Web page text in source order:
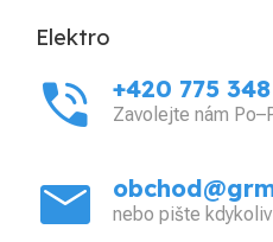
Elektro
phone_in_talk +420 775
Zavolejte nám
mail nebo pište kdykoliv